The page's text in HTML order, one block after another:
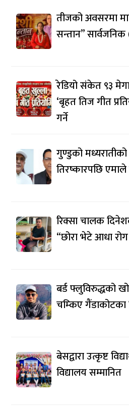
तीजको अवसरमा
सन्तान”
रेडियो संकेत ९३
‘बृहत तिज गीत
गर्ने
गुण्डुको
तिरष्कारपछि
रिक्सा चालक
“छोरा भेटे आधा
बर्ड फ्लुविरुद्धको
चम्किए
बेसद्वारा उत्कृष्ट
विद्यालय सम्मानित